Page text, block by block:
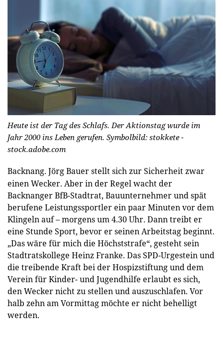
Heute ist der Tag des Schlafs. Der Aktionstag wurde im
Jahr 2000 ins Leben gerufen. Symbolbild: stokkete -
stock.adobe.com
Backnang. Jörg Bauer stellt sich zur Sicherheit zwar
einen Wecker. Aber in der Regel wacht der
Backnanger BfB-Stadtrat, Bauunternehmer und spät
berufene Leistungssportler ein paar Minuten vor dem
Klingeln auf – morgens um 4.30 Uhr. Dann treibt er
eine Stunde Sport, bevor er seinen Arbeitstag beginnt.
„Das wäre für mich die Höchststrafe“, gesteht sein
Stadtratskollege Heinz Franke. Das SPD-Urgestein und
die treibende Kraft bei der Hospizstiftung und dem
Verein für Kinder- und Jugendhilfe erlaubt es sich,
den Wecker nicht zu stellen und auszuschlafen. Vor
halb zehn am Vormittag möchte er nicht behelligt
werden.